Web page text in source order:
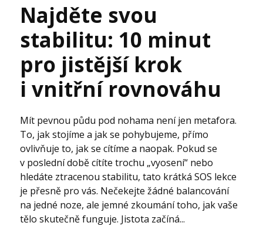
Najděte svou
stabilitu: 10 minut
pro jistější krok
i vnitřní rovnováhu
Mít pevnou půdu pod nohama není jen metafora.
To, jak stojíme a jak se pohybujeme, přímo
ovlivňuje to, jak se cítíme a naopak. Pokud se
v poslední době cítíte trochu „vyosení“ nebo
hledáte ztracenou stabilitu, tato krátká SOS lekce
je přesně pro vás. Nečekejte žádné balancování
na jedné noze, ale jemné zkoumání toho, jak vaše
tělo skutečně funguje. Jistota začíná...